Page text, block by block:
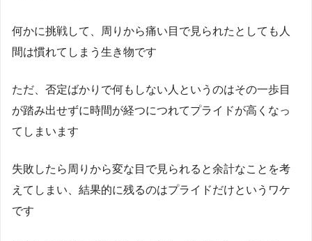
何かに挑戦して、周りから痛い目で見られたとしても人
間は慣れてしまう生き物です
ただ、否定ばかりで何もしない人というのはその一歩目
が踏み出せずに時間が経つにつれてプライドが高くなっ
てしまいます
失敗したら周りから変な目で見られると余計なことを考
えてしまい、結果的に残るのはプライドだけというワケ
です